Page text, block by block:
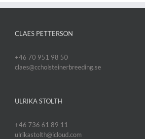
CLAES PETTERSON
+46 70 951 98 50
claes@ccholsteinerbreeding.se
ULRIKA STOLTH
+46 736 61 89 11
ulrikastolth@icloud.com